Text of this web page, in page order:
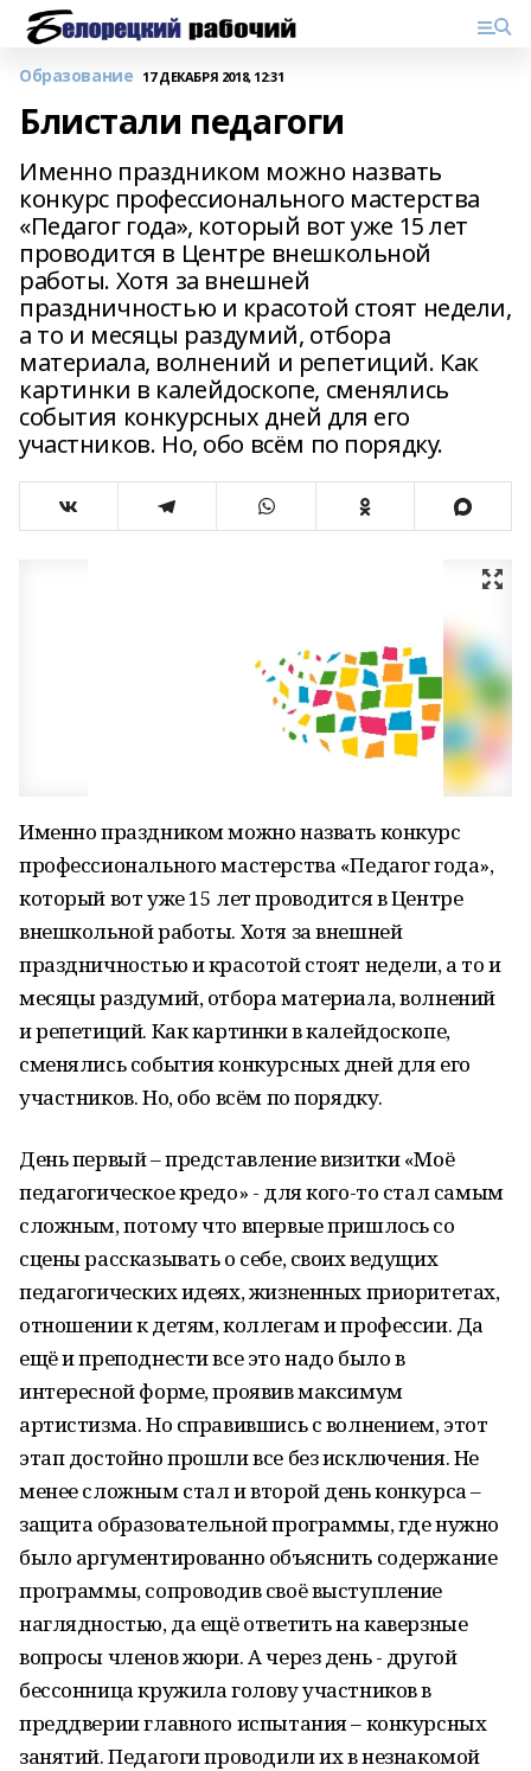
Образование 17 ДЕКАБРЯ 2018, 12:31
Блистали педагоги
Именно праздником можно назвать
конкурс профессионального мастерства
«Педагог года», который вот уже 15 лет
проводится в Центре внешкольной
работы. Хотя за внешней
праздничностью и красотой стоят недели,
а то и месяцы раздумий, отбора
материала, волнений и репетиций. Как
картинки в калейдоскопе, сменялись
события конкурсных дней для его
участников. Но, обо всём по порядку.
Именно праздником можно назвать конкурс
профессионального мастерства «Педагог года»,
который вот уже 15 лет проводится в Центре
внешкольной работы. Хотя за внешней
праздничностью и красотой стоят недели, а то и
месяцы раздумий, отбора материала, волнений
и репетиций. Как картинки в калейдоскопе,
сменялись события конкурсных дней для его
участников. Но, обо всём по порядку.
День первый – представление визитки «Моё
педагогическое кредо» - для кого-то стал самым
сложным, потому что впервые пришлось со
сцены рассказывать о себе, своих ведущих
педагогических идеях, жизненных приоритетах,
отношении к детям, коллегам и профессии. Да
ещё и преподнести все это надо было в
интересной форме, проявив максимум
артистизма. Но справившись с волнением, этот
этап достойно прошли все без исключения. Не
менее сложным стал и второй день конкурса –
защита образовательной программы, где нужно
было аргументированно объяснить содержание
программы, сопроводив своё выступление
наглядностью, да ещё ответить на каверзные
вопросы членов жюри. А через день - другой
бессонница кружила голову участников в
преддверии главного испытания – конкурсных
занятий. Педагоги проводили их в незнакомой